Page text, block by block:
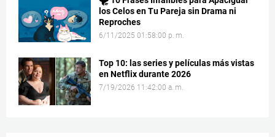
los Celos en Tu Pareja sin Drama ni
Reproches
6/11/2025 01:58:00 p. m.
Top 10: las series y películas más vistas
en Netflix durante 2026
7/19/2026 11:42:00 a. m.